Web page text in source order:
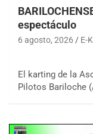
espectáculo
6 agosto, 2026 E-
El karting de la
Pilotos Bariloche